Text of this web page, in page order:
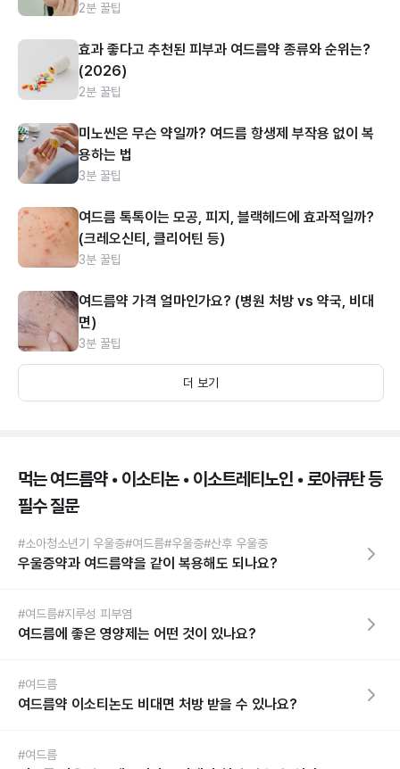
2분 꿀팁
효과 좋다고 추천된 피부과 여드름약 종류와 순위는?
(2026)
2분 꿀팁
미노씬은 무슨 약일까? 여드름 항생제 부작용 없이 복
용하는 법
3분 꿀팁
여드름 톡톡이는 모공, 피지, 블랙헤드에 효과적일까?
(크레오신티, 클리어틴 등)
3분 꿀팁
여드름약 가격 얼마인가요? (병원 처방 vs 약국, 비대
면)
3분 꿀팁
더 보기
먹는 여드름약 • 이소티논 • 이소트레티노인 • 로아큐탄 등
필수 질문
#소아청소년기 우울증#여드름#우울증#산후 우울증
우울증약과 여드름약을 같이 복용해도 되나요?
#여드름#지루성 피부염
여드름에 좋은 영양제는 어떤 것이 있나요?
#여드름
여드름약 이소티논도 비대면 처방 받을 수 있나요?
#여드름